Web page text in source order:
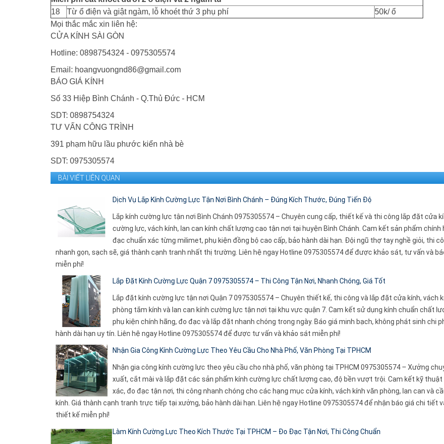
18
Từ ổ điện và giật ngàm, lỗ khoét thứ 3 phụ phí
50k/ ổ
Mọi thắc mắc xin liên hệ:
CỬA KÍNH SÀI GÒN
Hotline: 0898754324 - 0975305574
Email: hoangvuongnd86@gmail.com
BÁO GIÁ KÍNH
Số 33 Hiệp Bình Chánh - Q.Thủ Đức - HCM
SDT: 0898754324
TƯ VẤN CÔNG TRÌNH
391 phạm hữu lầu phước kiển nhà bè
SDT: 0975305574
BÀI VIẾT LIÊN QUAN
Dịch Vụ Lắp Kính Cường Lực Tận Nơi Bình Chánh – Đúng Kích Thước, Đúng Tiến Độ
Lắp kính cường lực tận nơi Bình Chánh 0975305574 – Chuyên cung cấp, thiết kế và thi công lắp đặt cửa
cường lực, vách kính, lan can kính chất lượng cao tận nơi tại huyện Bình Chánh. Cam kết sản phẩm chính
đạc chuẩn xác từng milimet, phụ kiện đồng bộ cao cấp, bảo hành dài hạn. Đội ngũ thợ tay nghề giỏi, thi
nhanh gọn, sạch sẽ, giá thành cạnh tranh nhất thị trường. Liên hệ ngay Hotline 0975305574 để được khảo sát, tư vấn và
miễn phí!
Lắp Đặt Kính Cường Lực Quận 7 0975305574 – Thi Công Tận Nơi, Nhanh Chóng, Giá Tốt
Lắp đặt kính cường lực tận nơi Quận 7 0975305574 – Chuyên thiết kế, thi công và lắp đặt cửa kính, vách
phòng tắm kính và lan can kính cường lực tận nơi tại khu vực quận 7. Cam kết sử dụng kính chuẩn chất
phụ kiện chính hãng, đo đạc và lắp đặt nhanh chóng trong ngày. Báo giá minh bạch, không phát sinh chi
hành dài hạn uy tín. Liên hệ ngay Hotline 0975305574 để được tư vấn và khảo sát miễn phí!
Nhận Gia Công Kính Cường Lực Theo Yêu Cầu Cho Nhà Phố, Văn Phòng Tại TPHCM
Nhận gia công kính cường lực theo yêu cầu cho nhà phố, văn phòng tại TPHCM 0975305574 – Xưởng
xuất, cắt mài và lắp đặt các sản phẩm kính cường lực chất lượng cao, độ bền vượt trội. Cam kết kỹ thuật
xác, đo đạc tận nơi, thi công nhanh chóng cho các hạng mục cửa kính, vách kính văn phòng, lan can và
kính. Giá thành cạnh tranh trực tiếp tại xưởng, bảo hành dài hạn. Liên hệ ngay Hotline 0975305574 để nhận báo giá chi tiết
thiết kế miễn phí!
Làm Kính Cường Lực Theo Kích Thước Tại TPHCM – Đo Đạc Tận Nơi, Thi Công Chuẩn